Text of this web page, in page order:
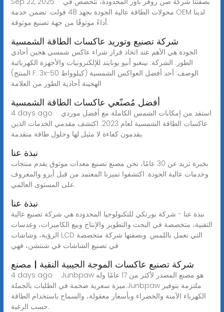
محولات الطاقة عالية الجودة بجهد 48 فولت. تضمن خدمة OEM لدينا
أداءً موثوقًا من جهة تصنيع موثوقة.
شركة تصنيع وتوريد عاكسات الطاقة الشمسية
الجودة هي الأهم عند اتخاذ قرار شراء عاكس شمسي هجين أحادي
الطور. الشركة: نينغبو أنبو يونايتد للإلكترونيات والأجهزة الكهربائية
(المنتج F: 3x-50 كيلوواط) الوصف: أحد أفضل العواكس الشمسية
الهجينة أحادية الطور من العلامة
أفضل مُصنّعي عاكسات الطاقة الشمسية
4 days ago · استفد من إمكانات الشمس الكاملة مع أفضل موردي
عاكسات الطاقة الشمسية لعام 2023. اكتشف مقدمي الخدمات الذين
يقدمون كفاءة لا مثيل لها وحلول طاقة متقدمة.
نبذة عنا
بخبرة تزيد عن 30 عامًا، نحن مصنع تصنيع معدات موثوق يقدم منتجات
وخدمات عالية الجودة. اكتشفوا تميزنا المعتمد من قبل أيزو والمعروف
على المستوى العالمي.
نبذة عنا
نبذة عنا - شركة بورتكي للتكنولوجيا المحدودة هي شركة تصنيع عالية
التقنية، متخصصة في البحث والتطوير والإنتاج وبيع الكاميرات، وعدسات
الرؤية، وشاشات LCD التي تعمل باللمس. وبصفتها شركة متخصصة
في تصنيع الشاشات في شنتشن، فهي
شركة تصنيع عاكسات الموجة الجيبية النقية | مصنع
4 days ago · Junbpaw هو مصنع المصدر لأكثر من 17 عامًا وله
ميزة سعرية ضخمة في الطلبات بالجملة.Junbpaw ملتزمة بتوفير
الكهرباء الآمنة والخضراء وبأسعار معقولة، والسماح باستخدام الطاقة
حسب الرغبة.